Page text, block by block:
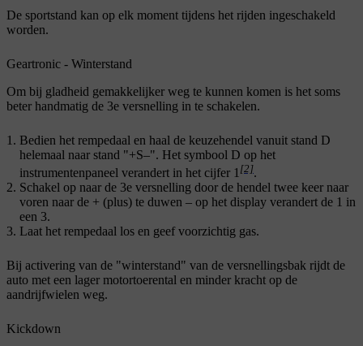
De sportstand kan op elk moment tijdens het rijden ingeschakeld
worden.
Geartronic - Winterstand
Om bij gladheid gemakkelijker weg te kunnen komen is het soms
beter handmatig de 3e versnelling in te schakelen.
Bedien het rempedaal en haal de keuzehendel vanuit stand D
helemaal naar stand "+S–". Het symbool D op het
instrumentenpaneel verandert in het cijfer 1 [2].
Schakel op naar de 3e versnelling door de hendel twee keer naar
voren naar de + (plus) te duwen – op het display verandert de 1 in
een 3.
Laat het rempedaal los en geef voorzichtig gas.
Bij activering van de "winterstand" van de versnellingsbak rijdt de
auto met een lager motortoerental en minder kracht op de
aandrijfwielen weg.
Kickdown